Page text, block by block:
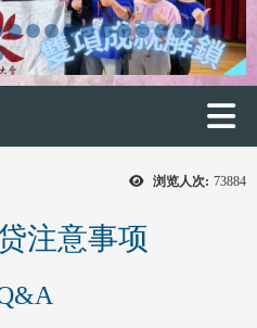
浏览人次: 73884
注意事项